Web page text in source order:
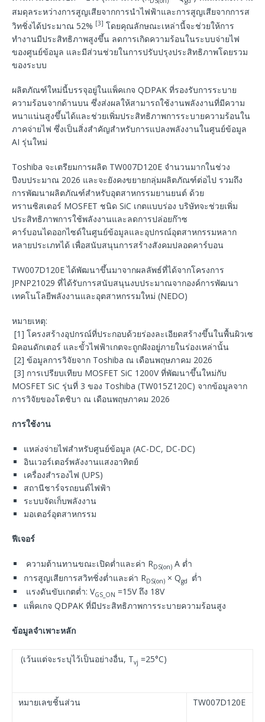
สมดุลระหว่างการสูญเสียจากการนำไฟฟ้าและการสูญเสียจากการส
วิทชิ่งได้ประมาณ 52% [3] โดยคุณลักษณะเหล่านี้จะช่วยให้การ
ทำงานมีประสิทธิภาพสูงขึ้น ลดการเกิดความร้อนในระบบจ่ายไฟ
ของศูนย์ข้อมูล และมีส่วนช่วยในการปรับปรุงประสิทธิภาพโดยรวม
ของระบบ
ผลิตภัณฑ์ใหม่นี้บรรจุอยู่ในแพ็คเกจ QDPAK ที่รองรับการระบาย
ความร้อนจากด้านบน ซึ่งส่งผลให้สามารถใช้งานพลังงานที่มีความ
หนาแน่นสูงขึ้นได้และช่วยเพิ่มประสิทธิภาพการระบายความร้อนใน
ภาคจ่ายไฟ ซึ่งเป็นสิ่งสำคัญสำหรับการแปลงพลังงานในศูนย์ข้อมูล
AI รุ่นใหม่
Toshiba จะเตรียมการผลิต TW007D120E จำนวนมากในช่วง
ปีงบประมาณ 2026 และจะยังคงขยายกลุ่มผลิตภัณฑ์ต่อไป รวมถึง
การพัฒนาผลิตภัณฑ์สำหรับอุตสาหกรรมยานยนต์ ด้วย
ทรานซิสเตอร์ MOSFET ชนิด SiC เกตแบบร่อง บริษัทจะช่วยเพิ่ม
ประสิทธิภาพการใช้พลังงานและลดการปล่อยก๊าซ
คาร์บอนไดออกไซด์ในศูนย์ข้อมูลและอุปกรณ์อุตสาหกรรมหลาก
หลายประเภทได้ เพื่อสนับสนุนการสร้างสังคมปลอดคาร์บอน
TW007D120E ได้พัฒนาขึ้นมาจากผลลัพธ์ที่ได้จากโครงการ
JPNP21029 ที่ได้รับการสนับสนุนงบประมาณจากองค์การพัฒนา
เทคโนโลยีพลังงานและอุตสาหกรรมใหม่ (NEDO)
หมายเหตุ:
[1] โครงสร้างอุปกรณ์ที่ประกอบด้วยร่องละเอียดสร้างขึ้นในพื้นผิวเซ
มิคอนดักเตอร์ และขั้วไฟฟ้าเกตจะถูกฝังอยู่ภายในร่องเหล่านั้น
[2] ข้อมูลการวิจัยจาก Toshiba ณ เดือนพฤษภาคม 2026
[3] การเปรียบเทียบ MOSFET SiC 1200V ที่พัฒนาขึ้นใหม่กับ
MOSFET SiC รุ่นที่ 3 ของ Toshiba (TW015Z120C) จากข้อมูลจาก
การวิจัยของโตชิบา ณ เดือนพฤษภาคม 2026
การใช้งาน
แหล่งจ่ายไฟสำหรับศูนย์ข้อมูล (AC-DC, DC-DC)
อินเวอร์เตอร์พลังงานแสงอาทิตย์
เครื่องสำรองไฟ (UPS)
สถานีชาร์จรถยนต์ไฟฟ้า
ระบบจัดเก็บพลังงาน
มอเตอร์อุตสาหกรรม
ฟีเจอร์
ความต้านทานขณะเปิดต่ำและค่า RDS(on) A ต่ำ
การสูญเสียการสวิทชิ่งต่ำและค่า RDS(on) × Qgd
ต่ำ
แรงดันขับเกตต่ำ: VGS_ON =15V ถึง 18V
แพ็คเกจ QDPAK ที่มีประสิทธิภาพการระบายความร้อนสูง
ข้อมูลจำเพาะหลัก
(เว้นแต่จะระบุไว้เป็นอย่างอื่น, Tvj =25°C)
หมายเลขชิ้นส่วน TW007D120E